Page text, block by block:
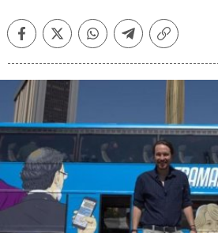
FacebookTwitterWhatsappTelegramCopiar